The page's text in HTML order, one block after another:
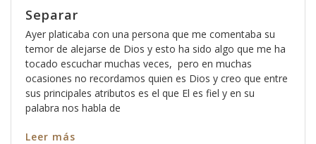
Separar
Ayer platicaba con una persona que me comentaba su
temor de alejarse de Dios y esto ha sido algo que me ha
tocado escuchar muchas veces, pero en muchas
ocasiones no recordamos quien es Dios y creo que entre
sus principales atributos es el que El es fiel y en su
palabra nos habla de
Leer más